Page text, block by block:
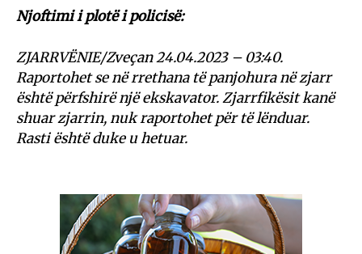
Njoftimi i plotë i policisë:
ZJARRVËNIE/Zveçan 24.04.2023 – 03:40.
Raportohet se në rrethana të panjohura në zjarr
është përfshirë një ekskavator. Zjarrfikësit kanë
shuar zjarrin, nuk raportohet për të lënduar.
Rasti është duke u hetuar.